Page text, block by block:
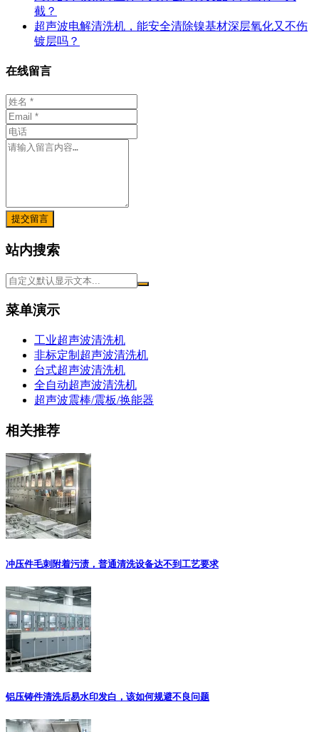
截？
超声波电解清洗机，能安全清除镍基材深层氧化又不伤
镀层吗？
在线留言
提交留言
站内搜索
菜单演示
工业超声波清洗机
非标定制超声波清洗机
台式超声波清洗机
全自动超声波清洗机
超声波震棒/震板/换能器
相关推荐
冲压件毛刺附着污渍，普通清洗设备达不到工艺要求
铝压铸件清洗后易水印发白，该如何规避不良问题